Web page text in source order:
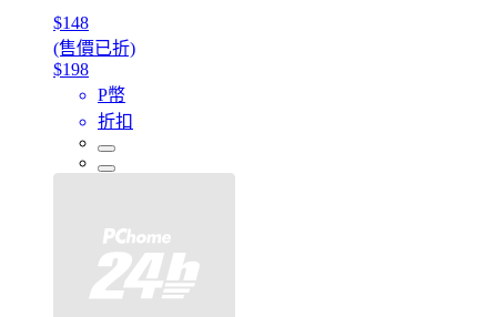
$148
(售價已折)
$198
P幣
折扣